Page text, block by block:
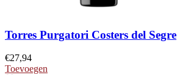
Torres Purgatori Costers del Segre
€27,94
Toevoegen